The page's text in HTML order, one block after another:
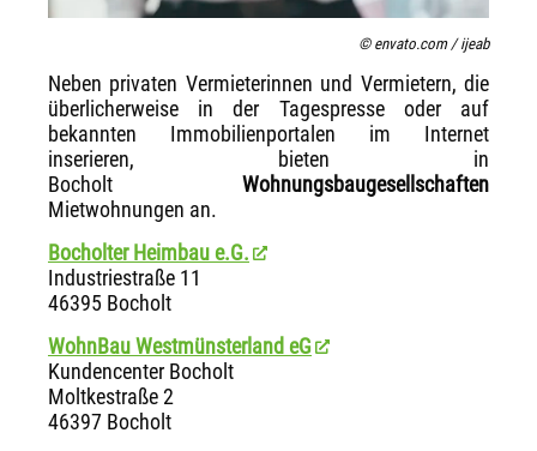
© envato.com / ijeab
Neben privaten Vermieterinnen und Vermietern, die
überlicherweise in der Tagespresse oder auf
bekannten Immobilienportalen im Internet
inserieren, bieten in
Bocholt Wohnungsbaugesellschaften
Mietwohnungen an.
Bocholter Heimbau e.G.
Industriestraße 11
46395 Bocholt
WohnBau Westmünsterland eG
Kundencenter Bocholt
Moltkestraße 2
46397 Bocholt